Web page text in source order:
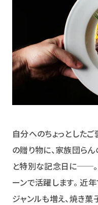
自分へのちょっとした
の贈り物に、家族団ら
と特別な記念日に──
ーンで活躍します。 近
ジャンルも増え、焼き